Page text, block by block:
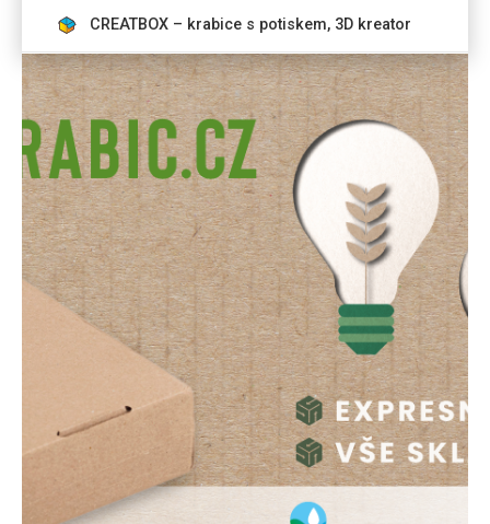
CREATBOX – krabice s potiskem, 3D kreator